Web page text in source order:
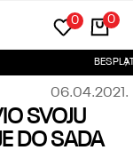
0
0
6000RSD
06.04.2021.
SVOJU
DO SADA